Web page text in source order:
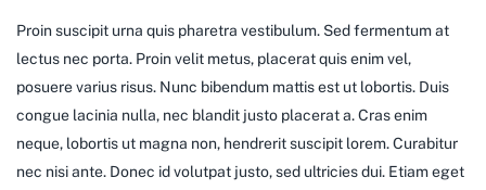
Proin suscipit urna quis pharetra vestibulum. Sed fermentum at
lectus nec porta. Proin velit metus, placerat quis enim vel,
posuere varius risus. Nunc bibendum mattis est ut lobortis. Duis
congue lacinia nulla, nec blandit justo placerat a. Cras enim
neque, lobortis ut magna non, hendrerit suscipit lorem. Curabitur
nec nisi ante. Donec id volutpat justo, sed ultricies dui. Etiam eget